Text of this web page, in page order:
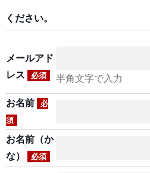
ください。
メールアド
レス
必須 半角文字で入力
お名前
必
須
お名前（か
な）
必須